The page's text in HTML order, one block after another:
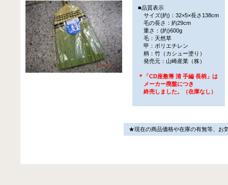
■品質表示
サイズ(約)：32×5×長さ138cm
毛の長さ：約29cm
重さ：(約)600g
毛：天然草
甲：ポリエチレン
柄：竹（カシュー塗り）
発売元：山崎産業（株）
＊「CD座敷箒 清 手編 長柄」は
メーカー廃盤につき
終売しました。（在庫なし）
★現在の商品価格や在庫の有無等、お